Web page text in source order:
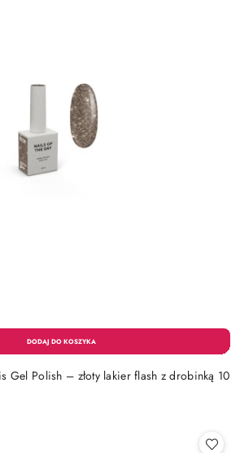
Gel Polish – złoty lakier flash z drobinką 10